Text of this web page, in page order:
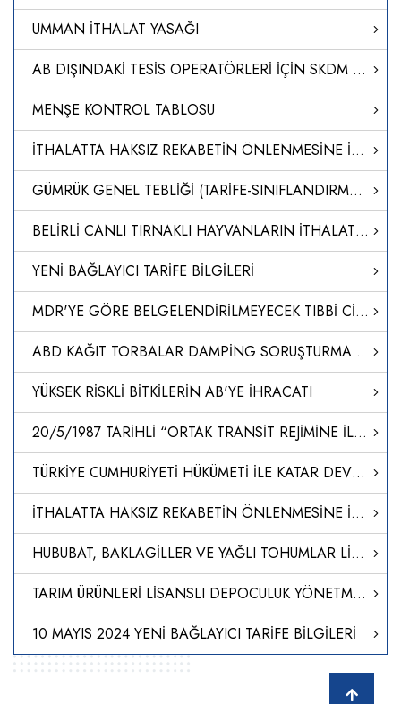
UMMAN İTHALAT YASAĞI
AB DIŞINDAKİ TESİS OPERATÖRLERİ İÇİN SKDM UYGULAMASINA İLİŞKİN REHBER
MENŞE KONTROL TABLOSU
İTHALATTA HAKSIZ REKABETİN ÖNLENMESİNE İLİŞKİN TEBLİĞ (NO: 2024/15)
GÜMRÜK GENEL TEBLİĞİ (TARİFE-SINIFLANDIRMA KARARLARI) (SERİ NO: 40)’NDE DEĞİŞİKLİK YAPILMASINA DAİR TEBLİĞ (SERİ NO: 41)
BELİRLİ CANLI TIRNAKLI HAYVANLARIN İTHALATI VE TRANSİT GEÇİŞİNE İLİŞKİN HAYVAN SAĞLIĞI KURALLARININ BELİRLENMESİNE DAİR YÖNETMELİKTE DEĞİŞİKLİK YAPILMASINA DAİR YÖNETMELİK
YENİ BAĞLAYICI TARİFE BİLGİLERİ
MDR'YE GÖRE BELGELENDİRİLMEYECEK TIBBİ CİHAZLARIN ÜTS UYGULAMALARI HAKKINDA SORU CEVAP DOKÜMANI YAYINLANMIŞTIR
ABD KAĞIT TORBALAR DAMPİNG SORUŞTURMASI-NİHAİ KARAR
YÜKSEK RİSKLİ BİTKİLERİN AB'YE İHRACATI
20/5/1987 TARİHLİ “ORTAK TRANSİT REJİMİNE İLİŞKİN SÖZLEŞME”NİN I, IIIA VE IV SAYILI EKLERİNİ DEĞİŞTİREN İLİŞİK 25/8/2022 TARİHLİ VE 1/2022 SAYILI AB-ORTAK TRANSİT ÜLKELERİ ORTAK KOMİTESİ KARARININ ONAYLANMASI HAKKINDA KARAR (KARAR SAYISI: 8449)
TÜRKİYE CUMHURİYETİ HÜKÜMETİ İLE KATAR DEVLETİ HÜKÜMETİ ARASINDA TİCARET VE EKONOMİK ORTAKLIK ANLAŞMASI İLE ANLAŞMADA DEĞİŞİKLİK YAPILMASINA DAİR NOTALARIN ONAYLANMASI HAKKINDA KARAR (KARAR SAYISI: 8448)
İTHALATTA HAKSIZ REKABETİN ÖNLENMESİNE İLİŞKİN TEBLİĞ (NO: 2024/18)
HUBUBAT, BAKLAGİLLER VE YAĞLI TOHUMLAR LİSANSLI DEPO TEBLİĞİNDE DEĞİŞİKLİK YAPILMASINA DAİR TEBLİĞ
TARIM ÜRÜNLERİ LİSANSLI DEPOCULUK YÖNETMELİĞİNDE DEĞİŞİKLİK YAPILMASINA DAİR YÖNETMELİK
10 MAYIS 2024 YENİ BAĞLAYICI TARİFE BİLGİLERİ